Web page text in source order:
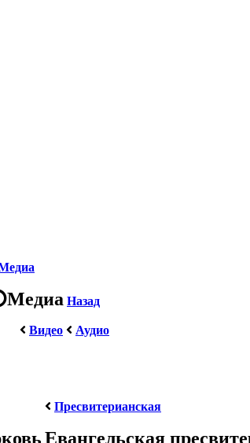
Медиа Назад
Видео
Аудио
Пресвитерианская
Евангельская